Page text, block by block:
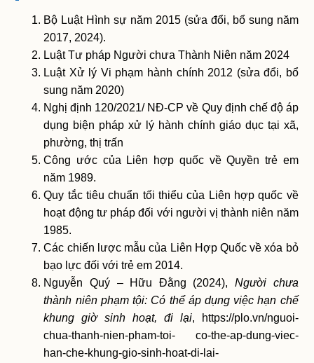
Bộ Luật Hình sự năm 2015 (sửa đổi, bổ sung năm
2017, 2024).
Luật Tư pháp Người chưa Thành Niên năm 2024
Luật Xử lý Vi phạm hành chính 2012 (sửa đổi, bổ
sung năm 2020)
Nghị định 120/2021/ NĐ-CP về Quy định chế độ áp
dụng biện pháp xử lý hành chính giáo dục tại xã,
phường, thị trấn
Công ước của Liên hợp quốc về Quyền trẻ em
năm 1989.
Quy tắc tiêu chuẩn tối thiểu của Liên hợp quốc về
hoạt động tư pháp đối với người vị thành niên năm
1985.
Các chiến lược mẫu của Liên Hợp Quốc về xóa bỏ
bạo lực đối với trẻ em 2014.
Nguyễn Quý – Hữu Đằng (2024),Người chưa
thành niên phạm tội: Có thể áp dụng việc hạn chế
khung giờ sinh hoạt, đi lại, https://plo.vn/nguoi-
chua-thanh-nien-pham-toi- co-the-ap-dung-viec-
han-che-khung-gio-sinh-hoat-di-lai-